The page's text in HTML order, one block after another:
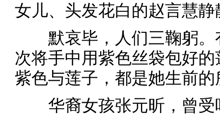
女儿、头发花白的赵言慧
默哀毕，人们三鞠躬。
次将手中用紫色丝袋包好
紫色与莲子，都是她生前的
华裔女孩张元昕，曾受